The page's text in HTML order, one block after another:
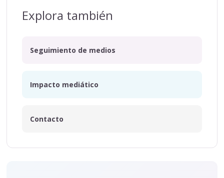
Explora también
Seguimiento de medios
Impacto mediático
Contacto